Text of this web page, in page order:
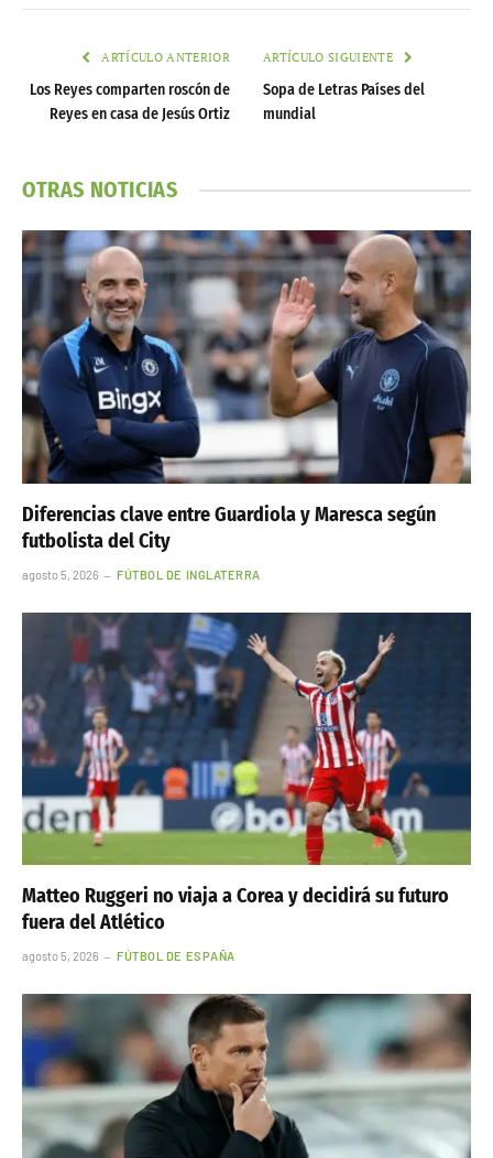
ARTÍCULO ANTERIOR
Los Reyes comparten roscón de
Reyes en casa de Jesús Ortiz
ARTÍCULO SIGUIENTE
Sopa de Letras Países del
mundial
OTRAS NOTICIAS
Diferencias clave entre Guardiola y Maresca según
futbolista del City
agosto 5, 2026 FÚTBOL DE INGLATERRA
Matteo Ruggeri no viaja a Corea y decidirá su futuro
fuera del Atlético
agosto 5, 2026 FÚTBOL DE ESPAÑA